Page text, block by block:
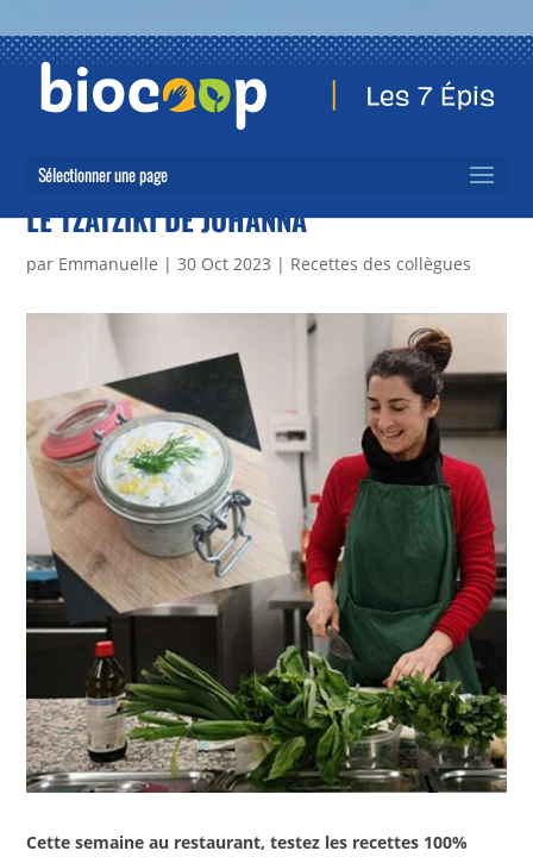
Sélectionner une page
LE TZATZIKI DE JOHANNA
par Emmanuelle |30 Oct 2023 | Recettes des collègues
Cette semaine au restaurant, testez les recettes 100%